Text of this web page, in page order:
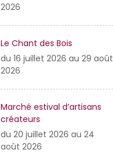
2026
Le Chant des Bois
du 16 juillet 2026 au 29 août
2026
Marché estival d’artisans
créateurs
du 20 juillet 2026 au 24
août 2026